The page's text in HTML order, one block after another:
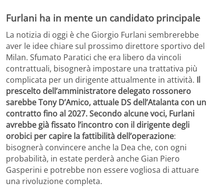
Furlani ha in mente un candidato principale
La notizia di oggi è che Giorgio Furlani sembrerebbe
aver le idee chiare sul prossimo direttore sportivo del
Milan. Sfumato Paratici che era libero da vincoli
contrattuali, bisognerà impostare una trattativa più
complicata per un dirigente attualmente in attività. Il
prescelto dell’amministratore delegato rossonero
sarebbe Tony D’Amico, attuale DS dell’Atalanta con un
contratto fino al 2027. Secondo alcune voci, Furlani
avrebbe già fissato l’incontro con il dirigente degli
orobici per capire la fattibilità dell’operazione:
bisognerà convincere anche la Dea che, con ogni
probabilità, in estate perderà anche Gian Piero
Gasperini e potrebbe non essere vogliosa di attuare
una rivoluzione completa.